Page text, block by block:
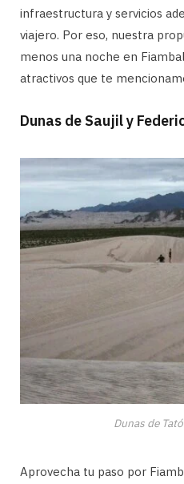
infraestructura y servicios
viajero. Por eso, nuestra
menos una noche en
atractivos que te
Dunas de Saujil y
Dunas de
Aprovecha tu paso por